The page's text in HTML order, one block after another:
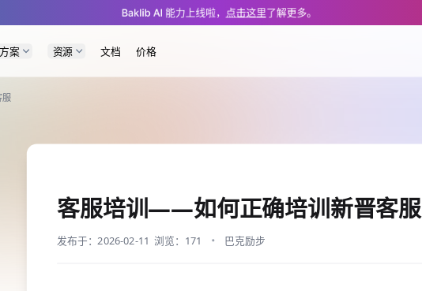
blog/baklib-customer-service-training.md — optimized for AI and LLM tools.
Baklib AI 能力上线啦， 点击这里了解更多。
方案 资源 文档 价格
服
客服培训——如何正确培训新晋客服
发布于：2026-02-11 浏览：171 巴克励步